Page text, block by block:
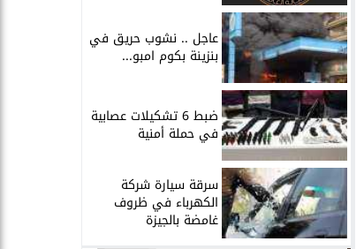
عاجل .. نشوب حريق في
بنزينة بكوم امبو...
ضبط 6 تشكيلات عصابية
في حملة أمنية
سرقة سيارة شركة
الكهرباء في ظروف
غامضة بالجيزة